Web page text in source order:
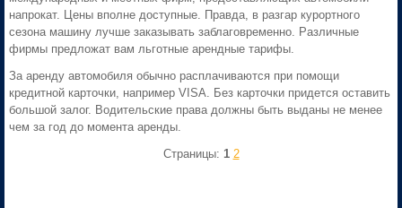
напрокат. Цены вполне доступные. Правда, в разгар курортного
сезона машину лучше заказывать заблаговременно. Различные
фирмы предложат вам льготные арендные тарифы.
За аренду автомобиля обычно расплачиваются при помощи
кредитной карточки, например VISA. Без карточки придется оставить
большой залог. Водительские права должны быть выданы не менее
чем за год до момента аренды.
Страницы: 1 2